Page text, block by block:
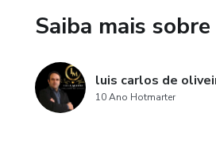
Saiba mais
luis carlos de
10 Ano Hotmarter